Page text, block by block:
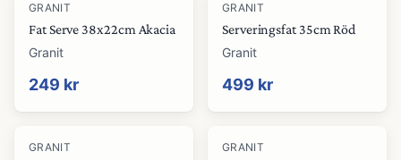
GRANIT
Fat Serve 38x22cm Akacia
Granit
249 kr
GRANIT
Serveringsfat 35cm Röd
Granit
499 kr
GRANIT GRANIT